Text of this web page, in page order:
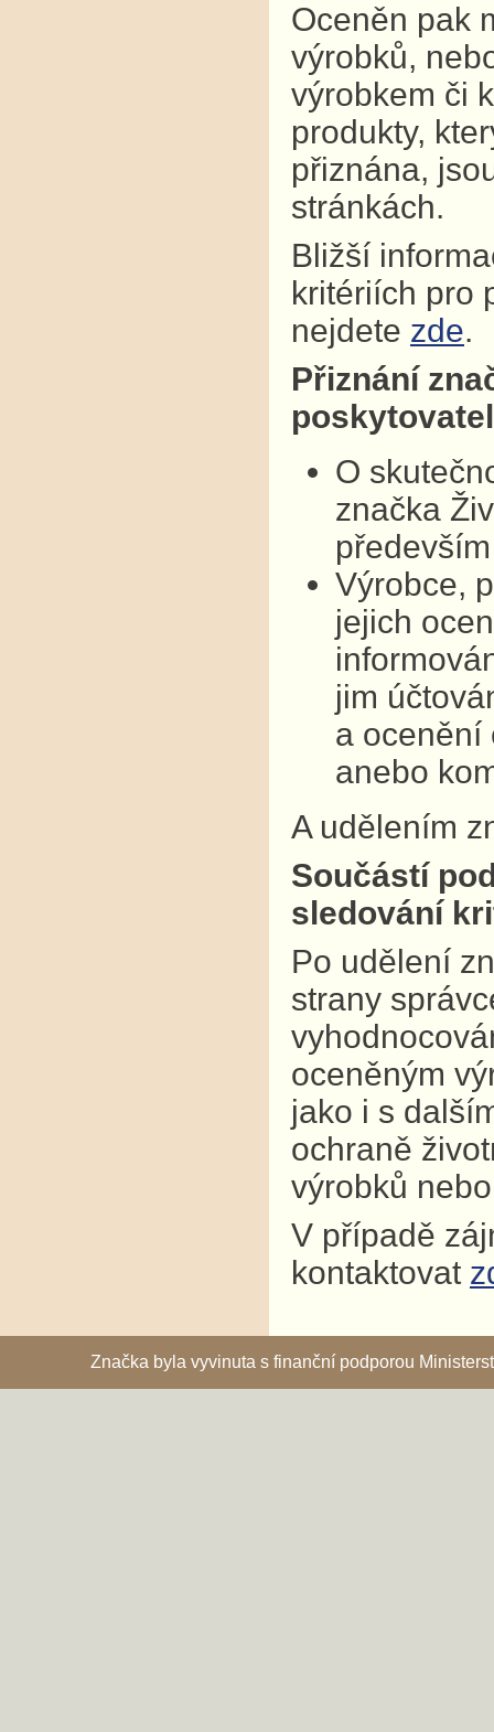
Oceněn pak
výrobků,
výrobkem či
produkty,
přiznána,
stránkách.
Bližší
kritériích pro
nejdete zde.
Přiznání
O
značka
Výrobce,
jejich
jim
a ocenění
anebo
A udělením
Součástí
sledování
Po udělení
strany
oceněným
jako i s
ochraně
výrobků
V případě
kontaktovat
Značka byla vyvinuta s finanční podporou